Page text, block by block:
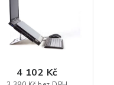
4 102 Kč